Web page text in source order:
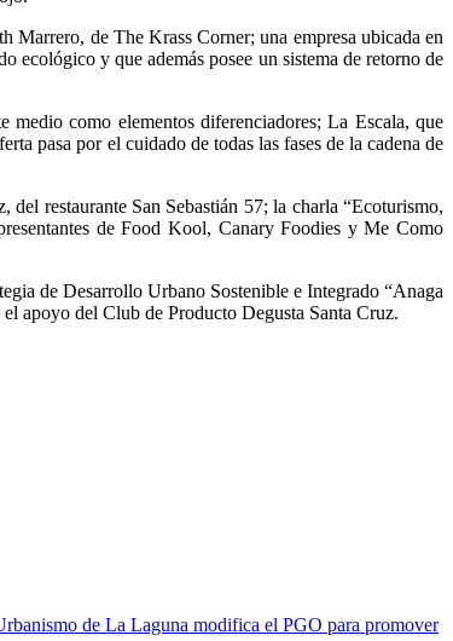
Marrero, de The Krass Corner; una empresa ubicada en
ecológico y que además posee un sistema de retorno de
como elementos diferenciadores; La Escala, que
pasa por el cuidado de todas las fases de la cadena de
restaurante San Sebastián 57; la charla “Ecoturismo,
de Food Kool, Canary Foodies y Me Como
de Desarrollo Urbano Sostenible e Integrado “Anaga
apoyo del Club de Producto Degusta Santa Cruz.
de La Laguna modifica el PGO para promover